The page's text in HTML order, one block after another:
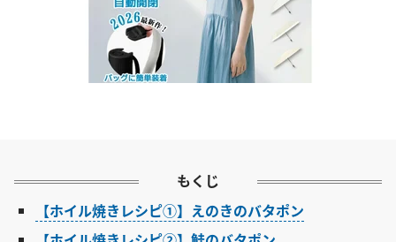
もくじ
【ホイル焼きレシピ①】えのきのバタポン